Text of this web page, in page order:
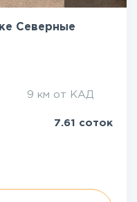
Северные
9 км от КАД
7.61 соток